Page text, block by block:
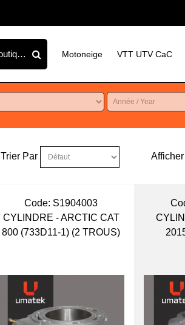
Motoneige VTT UTV CaC
Trier Par Afficher
Code: S1904003
CYLINDRE - ARCTIC CAT
800 (733D11-1) (2 TROUS)